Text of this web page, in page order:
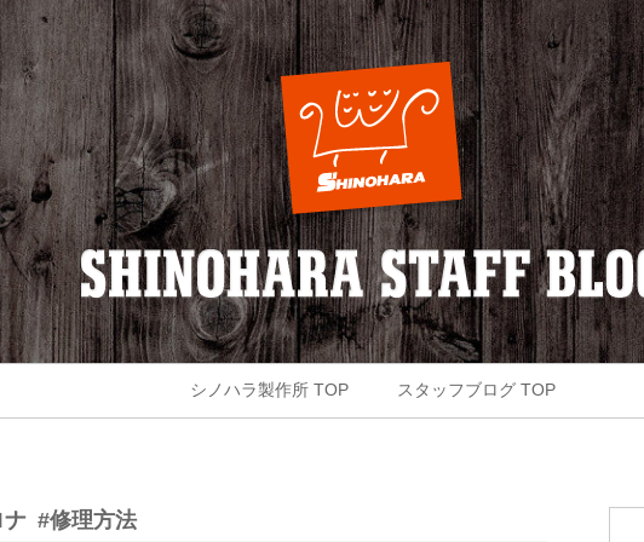
シノハラ製作所 TOP スタッフブログ TOP
ナ #修理方法